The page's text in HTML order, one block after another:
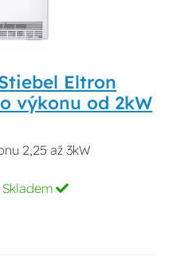
Eltron
výkonu od 2kW
2,25 až 3kW
Skladem